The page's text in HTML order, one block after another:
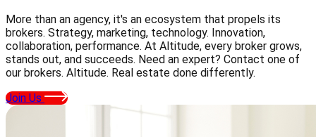
More than an agency, it's an ecosystem that propels its
brokers. Strategy, marketing, technology. Innovation,
collaboration, performance. At Altitude, every broker grows,
stands out, and succeeds. Need an expert? Contact one of
our brokers. Altitude. Real estate done differently.
Join Us